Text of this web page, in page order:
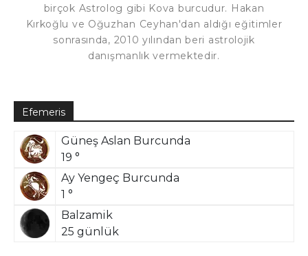
birçok Astrolog gibi Kova burcudur. Hakan
Kırkoğlu ve Oğuzhan Ceyhan'dan aldığı eğitimler
sonrasında, 2010 yılından beri astrolojik
danışmanlık vermektedir.
Efemeris
Güneş Aslan Burcunda
19 °
Ay Yengeç Burcunda
1 °
Balzamik
25 günlük